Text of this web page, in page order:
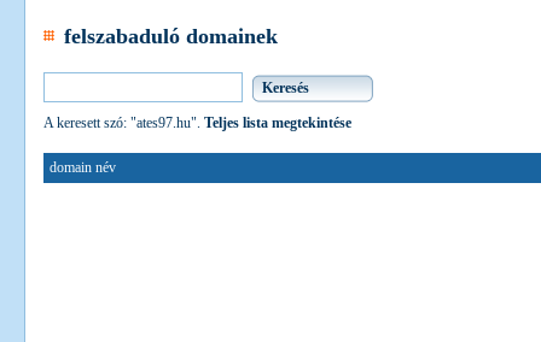
felszabaduló domainek
A keresett szó: "ates97.hu". Teljes lista megtekintése
domain név